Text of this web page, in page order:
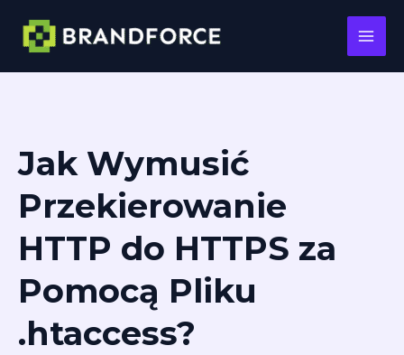
treści
Main
Jak Wymusić
Przekierowanie
HTTP do HTTPS za
Pomocą Pliku
.htaccess?